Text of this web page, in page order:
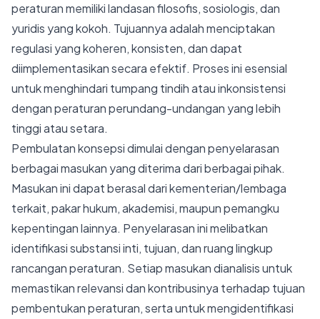
peraturan memiliki landasan filosofis, sosiologis, dan
yuridis yang kokoh. Tujuannya adalah menciptakan
regulasi yang koheren, konsisten, dan dapat
diimplementasikan secara efektif. Proses ini esensial
untuk menghindari tumpang tindih atau inkonsistensi
dengan peraturan perundang-undangan yang lebih
tinggi atau setara.
Pembulatan konsepsi dimulai dengan penyelarasan
berbagai masukan yang diterima dari berbagai pihak.
Masukan ini dapat berasal dari kementerian/lembaga
terkait, pakar hukum, akademisi, maupun pemangku
kepentingan lainnya. Penyelarasan ini melibatkan
identifikasi substansi inti, tujuan, dan ruang lingkup
rancangan peraturan. Setiap masukan dianalisis untuk
memastikan relevansi dan kontribusinya terhadap tujuan
pembentukan peraturan, serta untuk mengidentifikasi